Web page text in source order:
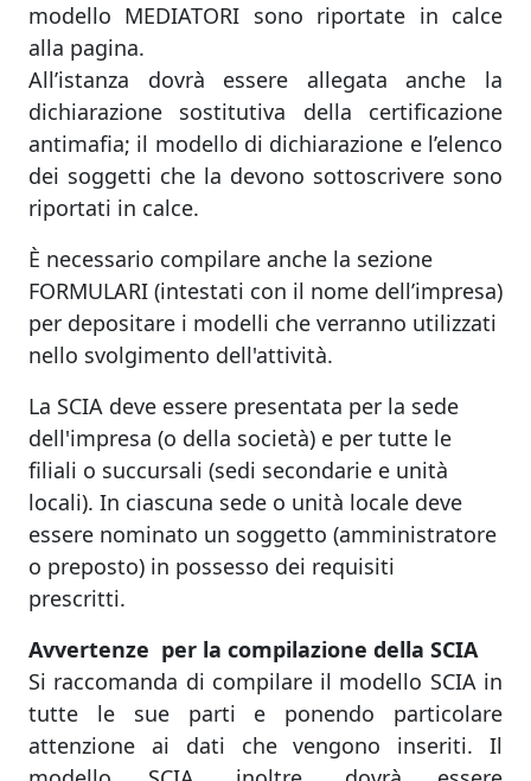
modello MEDIATORI sono riportate in calce
alla pagina.
All’istanza dovrà essere allegata anche la
dichiarazione sostitutiva della certificazione
antimafia; il modello di dichiarazione e l’elenco
dei soggetti che la devono sottoscrivere sono
riportati in calce.
È necessario compilare anche la sezione
FORMULARI (intestati con il nome dell’impresa)
per depositare i modelli che verranno utilizzati
nello svolgimento dell'attività.
La SCIA deve essere presentata per la sede
dell'impresa (o della società) e per tutte le
filiali o succursali (sedi secondarie e unità
locali). In ciascuna sede o unità locale deve
essere nominato un soggetto (amministratore
o preposto) in possesso dei requisiti
prescritti.
Avvertenze per la compilazione della SCIA
Si raccomanda di compilare il modello SCIA in
tutte le sue parti e ponendo particolare
attenzione ai dati che vengono inseriti. Il